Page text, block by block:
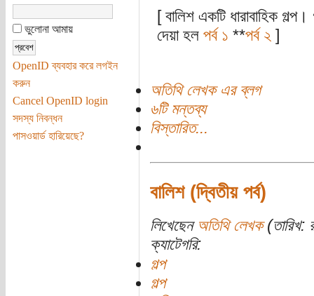
ভুলোনা আমায়
OpenID ব্যবহার করে লগইন
করুন
Cancel OpenID login
সদস্য নিবন্ধন
পাসওয়ার্ড হারিয়েছে?
[ বালিশ একটি ধারাবাহিক
দেয়া হল পর্ব ১ **পর্ব ২ ]
অতিথি লেখক এর ব্লগ
৬টি মন্তব্য
বিস্তারিত...
বালিশ (দ্বিতীয় পর্ব)
লিখেছেন অতিথি লেখক(তারিখ:
ক্যাটেগরি:
গল্প
গল্প